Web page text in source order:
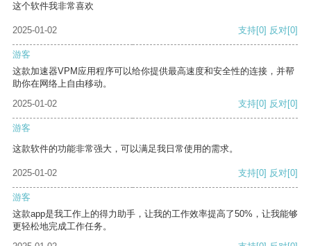
这个软件我非常喜欢
2025-01-02 支持[0] 反对[0]
游客
这款加速器VPM应用程序可以给你提供最高速度和安全性的连接，并帮
助你在网络上自由移动。
2025-01-02
支持[0] 反对[0]
游客
这款软件的功能非常强大，可以满足我日常使用的需求。
2025-01-02 支持[0] 反对[0]
游客
这款app是我工作上的得力助手，让我的工作效率提高了50%，让我能够
更轻松地完成工作任务。